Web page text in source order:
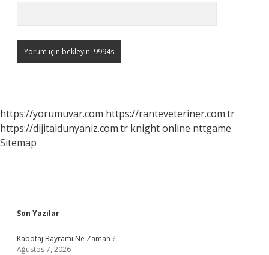
https://yorumuvar.com https://ranteveteriner.com.tr
https://dijitaldunyaniz.com.tr knight online nttgame
Sitemap
Sidebar
Son Yazılar
Kabotaj Bayramı Ne Zaman ?
Ağustos 7, 2026